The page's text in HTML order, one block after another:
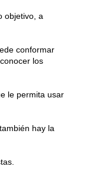
objetivo, a
conformar
los
le permita usar
hay la